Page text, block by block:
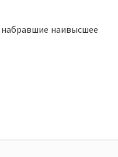
набравшие наивысшее